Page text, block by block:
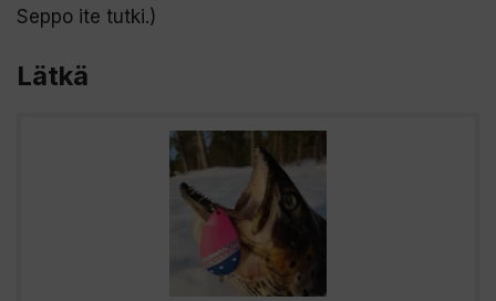
Seppo ite tutki.)
Lätkä